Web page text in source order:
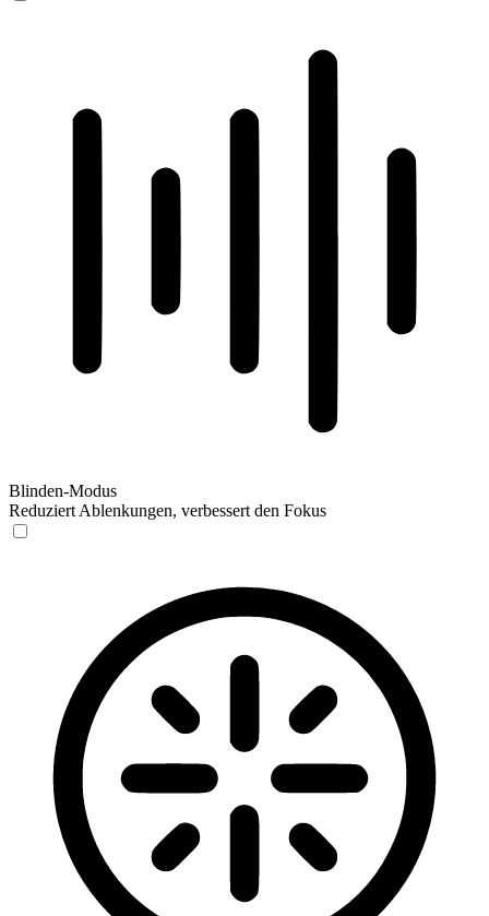
Blinden-Modus
Reduziert Ablenkungen, verbessert den Fokus